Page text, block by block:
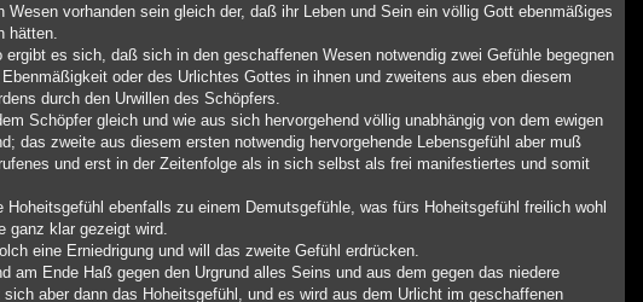
vorhanden sein gleich der, daß ihr Leben und Sein ein völlig Gott ebenmäßiges
hätten.
es sich, daß sich in den geschaffenen Wesen notwendig zwei Gefühle begegnen
oder des Urlichtes Gottes in ihnen und zweitens aus eben diesem
durch den Urwillen des Schöpfers.
Schöpfer gleich und wie aus sich hervorgehend völlig unabhängig von dem ewigen
das zweite aus diesem ersten notwendig hervorgehende Lebensgefühl aber muß
und erst in der Zeitenfolge als in sich selbst als frei manifestiertes und somit
ebenfalls zu einem Demutsgefühle, was fürs Hoheitsgefühl freilich wohl
ganz klar gezeigt wird.
eine Erniedrigung und will das zweite Gefühl erdrücken.
am Ende Haß gegen den Urgrund alles Seins und aus dem gegen das niedere
aber dann das Hoheitsgefühl, und es wird aus dem Urlicht im geschaffenen